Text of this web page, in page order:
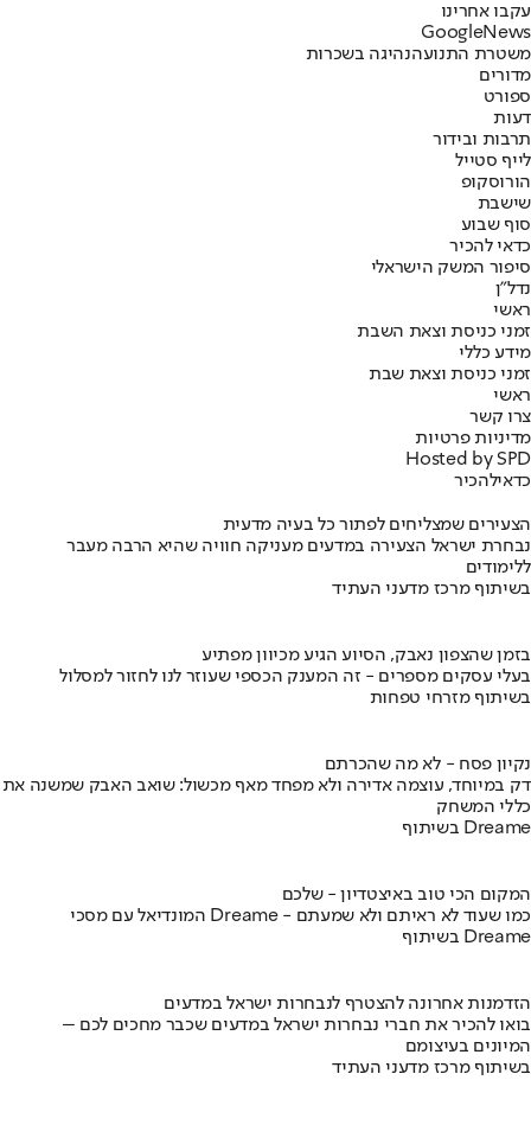
עקבו אחרינו
Googl eNews
משטרת התנועהנהיגה בשכרות
מדורים
ספורט
דעות
תרבות ובידור
לייף סטייל
הורוסקופ
שישבת
סוף שבוע
כדאי להכיר
סיפור המשק הישראלי
נדל"ן
ראשי
זמני כניסת וצאת השבת
מידע כללי
זמני כניסת וצאת שבת
ראשי
צרו קשר
מדיניות פרטיות
Hosted by SPD
כדאילהכיר
הצעירים שמצליחים לפתור כל בעיה מדעית
נבחרת ישראל הצעירה במדעים מעניקה חוויה שהיא הרבה מעבר
ללימודים
בשיתוף מרכז מדעני העתיד
בזמן שהצפון נאבק, הסיוע הגיע מכיוון מפתיע
בעלי עסקים מספרים - זה המענק הכספי שעוזר לנו לחזור למסלול
בשיתוף מזרחי טפחות
נקיון פסח - לא מה שהכרתם
דק במיוחד, עוצמה אדירה ולא מפחד מאף מכשול: שואב האבק שמשנה את
כללי המשחק
בשיתוף Dreame
המקום הכי טוב באיצטדיון - שלכם
המונדיאל עם מסכי Dreame - כמו שעוד לא ראיתם ולא שמעתם
בשיתוף Dreame
הזדמנות אחרונה להצטרף לנבחרות ישראל במדעים
בואו להכיר את חברי נבחרות ישראל במדעים שכבר מחכים לכם –
המיונים בעיצומם
בשיתוף מרכז מדעני העתיד